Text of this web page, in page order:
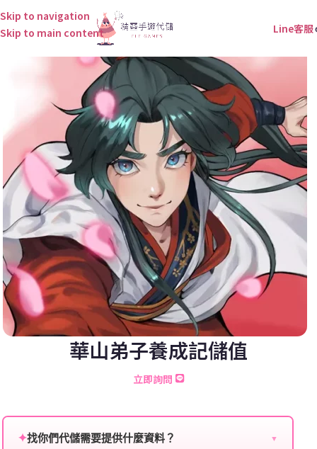
Skip to navigation
Skip to main content
Line客服
華山弟子養成記儲值
立即詢問
✦找你們代儲需要提供什麼資料？ ▼